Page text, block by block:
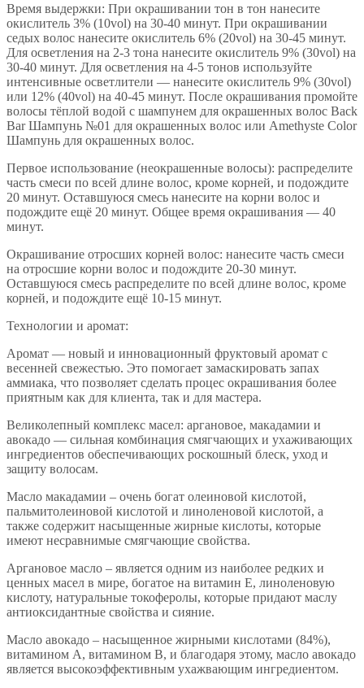
Время выдержки: При окрашивании тон в тон нанесите
окислитель 3% (10vol) на 30-40 минут. При окрашивании
седых волос нанесите окислитель 6% (20vol) на 30-45 минут.
Для осветления на 2-3 тона нанесите окислитель 9% (30vol) на
30-40 минут. Для осветления на 4-5 тонов используйте
интенсивные осветлители — нанесите окислитель 9% (30vol)
или 12% (40vol) на 40-45 минут. После окрашивания промойте
волосы тёплой водой с шампунем для окрашенных волос Back
Bar Шампунь №01 для окрашенных волос или Amethyste Color
Шампунь для окрашенных волос.
Первое использование (неокрашенные волосы): распределите
часть смеси по всей длине волос, кроме корней, и подождите
20 минут. Оставшуюся смесь нанесите на корни волос и
подождите ещё 20 минут. Общее время окрашивания — 40
минут.
Окрашивание отросших корней волос: нанесите часть смеси
на отросшие корни волос и подождите 20-30 минут.
Оставшуюся смесь распределите по всей длине волос, кроме
корней, и подождите ещё 10-15 минут.
Технологии и аромат:
Аромат — новый и инновационный фруктовый аромат с
весенней свежестью. Это помогает замаскировать запах
аммиака, что позволяет сделать процес окрашивания более
приятным как для клиента, так и для мастера.
Великолепный комплекс масел: аргановое, макадамии и
авокадо — сильная комбинация смягчающих и ухаживающих
ингредиентов обеспечивающих роскошный блеск, уход и
защиту волосам.
Масло макадамии – очень богат олеиновой кислотой,
пальмитолеиновой кислотой и линоленовой кислотой, а
также содержит насыщенные жирные кислоты, которые
имеют несравнимые смягчающие свойства.
Аргановое масло – является одним из наиболее редких и
ценных масел в мире, богатое на витамин Е, линоленовую
кислоту, натуральные токоферолы, которые придают маслу
антиоксидантные свойства и сияние.
Масло авокадо – насыщенное жирными кислотами (84%),
витамином А, витамином В, и благодаря этому, масло авокадо
является высокоэффективным ухажвающим ингредиентом.